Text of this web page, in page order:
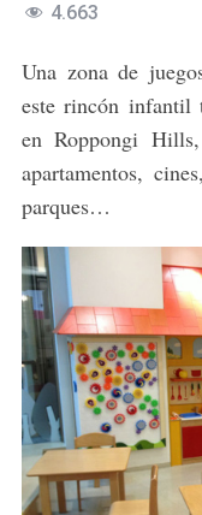
4.663
Una zona de
este rincón infantil
en Roppongi
apartamentos,
parques…